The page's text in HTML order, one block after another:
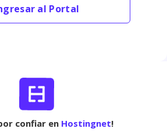
al Portal
confiar en Hostingnet!